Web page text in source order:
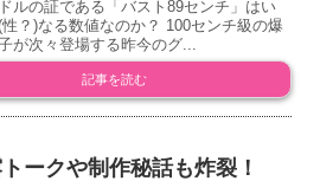
ルの証である「バスト89センチ」はい
性？)なる数値なのか？ 100センチ級の爆
が次々登場する昨今のグ...
記事を読む
ークや制作秘話も炸裂！